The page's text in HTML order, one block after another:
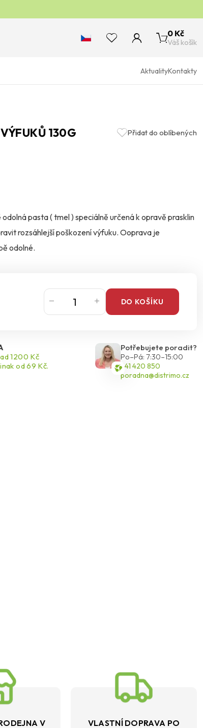
0 Kč
Váš košík
AktualityKontakty
130G
Přidat do oblíbených
pasta ( tmel ) speciálně určená k opravě prasklin
rozsáhlejší poškození výfuku. Ooprava je
odolné.
DO KOŠÍKU
1200 Kč
od 69 Kč.
Potřebujete poradit?
Po–Pá: 7:30–15:00
541 420 850
poradna@distrimo.cz
V
VLASTNÍ DOPRAVA PO